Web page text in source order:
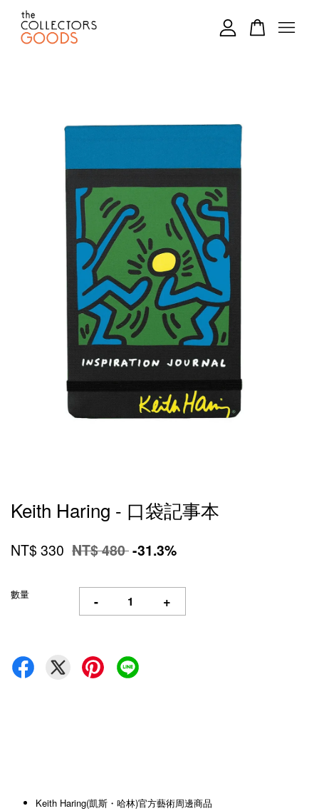
Keith Haring - 口袋記事本
NT$ 330 NT$ 480-31.3%
數量 - +
Keith Haring(凱斯・哈林)官方藝術周邊商品